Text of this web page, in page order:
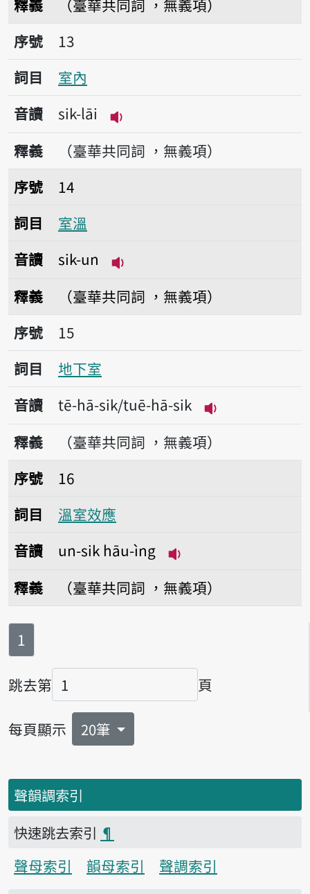
釋義
（臺華共同詞 ，無義項）
序號13室內
序號
13
詞目
室內
音讀
sik-lāi
播放音讀sik-lāi
釋義
（臺華共同詞 ，無義項）
序號14室溫
序號
14
詞目
室溫
音讀
sik-un
釋義
（臺華共同詞 ，無義項）
序號15地下室
序號
15
詞目
地下室
音讀
tē-hā-sik/tuē-hā-sik
播放音讀tē-
釋義
（臺華共同詞 ，無義項）
序號16溫室效應
序號
16
詞目
溫室效應
音讀
un-sik hāu-ìng
釋義 （臺華共同詞 ，無義項）
第
1
跳去第
頁碼
頁
每頁顯示 20筆
聲韻調索引
快速跳去索引 ¶
聲母索引
韻母索引
聲調索引